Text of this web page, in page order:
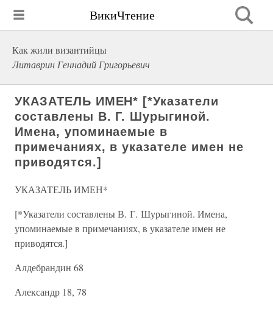
ВикиЧтение
Как жили византийцы
Литаврин Геннадий Григорьевич
УКАЗАТЕЛЬ ИМЕН* [*Указатели
составлены В. Г. Шурыгиной.
Имена, упоминаемые в
примечаниях, в указателе имен не
приводятся.]
УКАЗАТЕЛЬ ИМЕН*
[*Указатели составлены В. Г. Шурыгиной. Имена,
упоминаемые в примечаниях, в указателе имен не
приводятся.]
Алдебрандин 68
Александр 18, 78